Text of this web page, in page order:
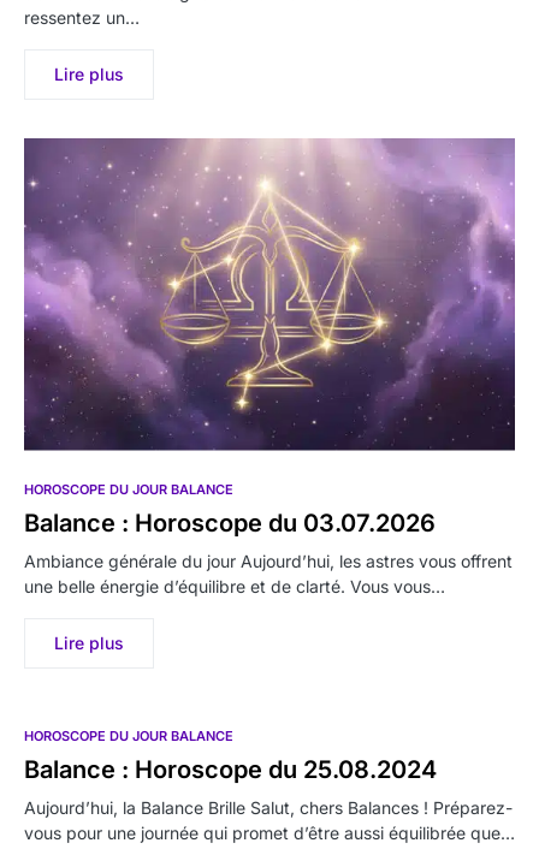
ressentez un…
Lire plus
HOROSCOPE DU JOUR BALANCE
Balance : Horoscope du 03.07.2026
Ambiance générale du jour Aujourd’hui, les astres vous offrent
une belle énergie d’équilibre et de clarté. Vous vous…
Lire plus
HOROSCOPE DU JOUR BALANCE
Balance : Horoscope du 25.08.2024
Aujourd’hui, la Balance Brille Salut, chers Balances ! Préparez-
vous pour une journée qui promet d’être aussi équilibrée que…